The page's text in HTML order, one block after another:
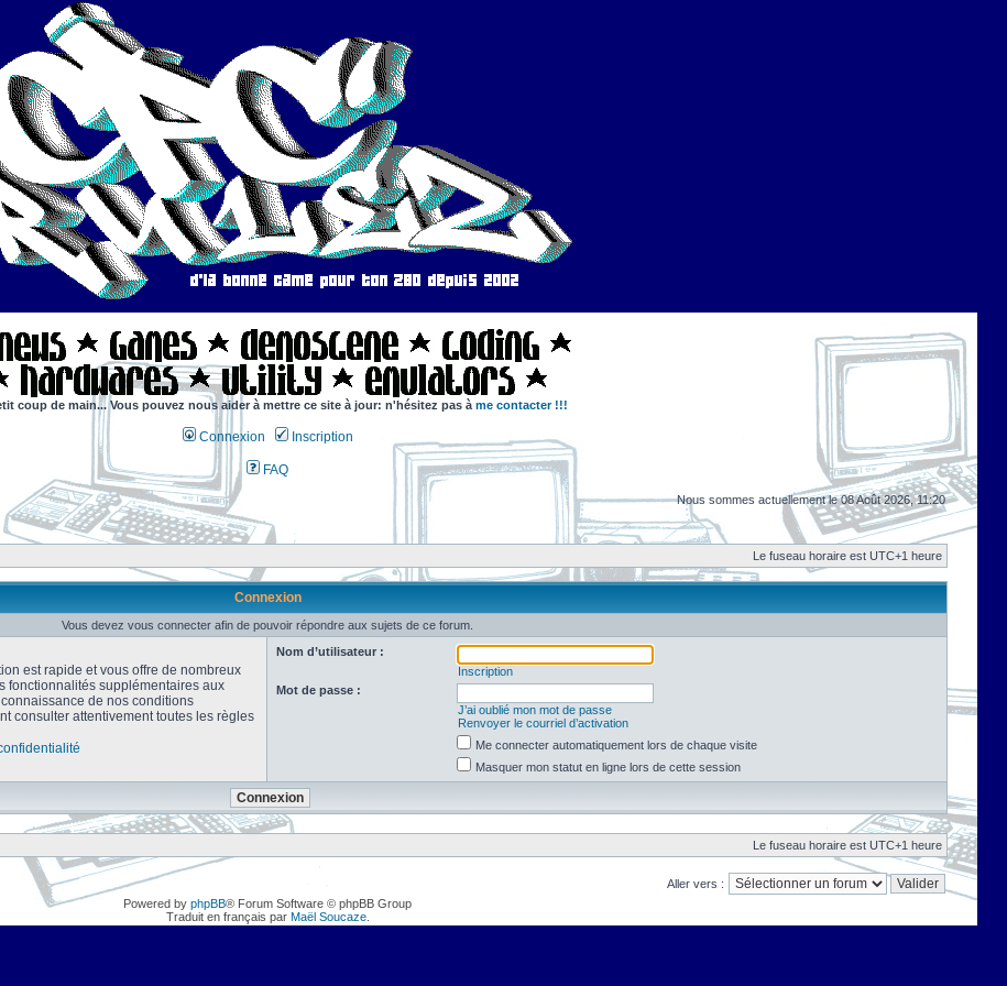
coup de main... Vous pouvez nous aider à mettre ce site à jour: n'hésitez pas à me contacter !!!
Connexion Inscription
FAQ
Nous sommes actuellement le 08 Août 2026, 11:20
Le fuseau horaire est UTC+1 heure
Connexion
Vous devez vous connecter afin de pouvoir répondre aux sujets de ce forum.
est rapide et vous offre de nombreux
fonctionnalités supplémentaires aux
de nos conditions
consulter attentivement toutes les règles
Nom d’utilisateur :
Inscription
Mot de passe :
J’ai oublié mon mot de passe
Renvoyer le courriel d’activation
Me connecter automatiquement lors de chaque visite
Masquer mon statut en ligne lors de cette session
Le fuseau horaire est UTC+1 heure
Aller vers :
Powered by phpBB® Forum Software © phpBB Group
Traduit en français par Maël Soucaze.